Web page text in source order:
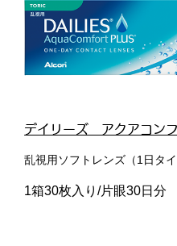
デイリーズ アクアコン
乱視用ソフトレンズ（1日タイ
1箱30枚入り/片眼30日分